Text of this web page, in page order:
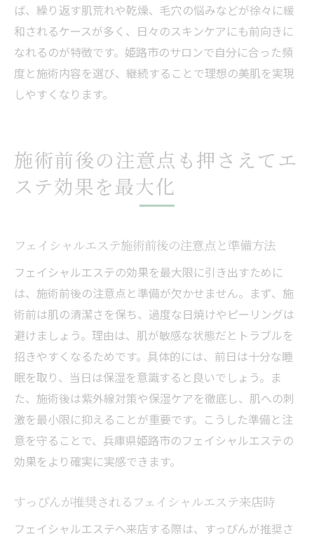
ば、繰り返す肌荒れや乾燥、毛穴の悩みなどが徐々に緩
和されるケースが多く、日々のスキンケアにも前向きに
なれるのが特徴です。姫路市のサロンで自分に合った頻
度と施術内容を選び、継続することで理想の美肌を実現
しやすくなります。
施術前後の注意点も押さえてエ
ステ効果を最大化
フェイシャルエステ施術前後の注意点と準備方法
フェイシャルエステの効果を最大限に引き出すために
は、施術前後の注意点と準備が欠かせません。まず、施
術前は肌の清潔さを保ち、過度な日焼けやピーリングは
避けましょう。理由は、肌が敏感な状態だとトラブルを
招きやすくなるためです。具体的には、前日は十分な睡
眠を取り、当日は保湿を意識すると良いでしょう。ま
た、施術後は紫外線対策や保湿ケアを徹底し、肌への刺
激を最小限に抑えることが重要です。こうした準備と注
意を守ることで、兵庫県姫路市のフェイシャルエステの
効果をより確実に実感できます。
すっぴんが推奨されるフェイシャルエステ来店時
フェイシャルエステへ来店する際は、すっぴんが推奨さ